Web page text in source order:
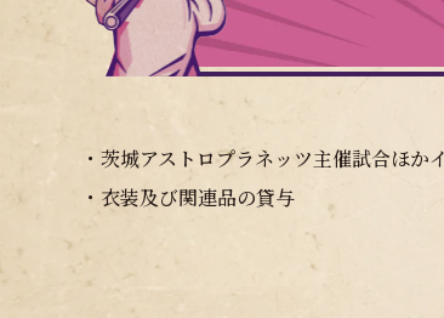
・茨城アストロプラネッツ主催試合ほか
・衣装及び関連品の貸与